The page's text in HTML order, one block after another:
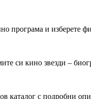
програма и
си кино звезди –
каталог с подробни